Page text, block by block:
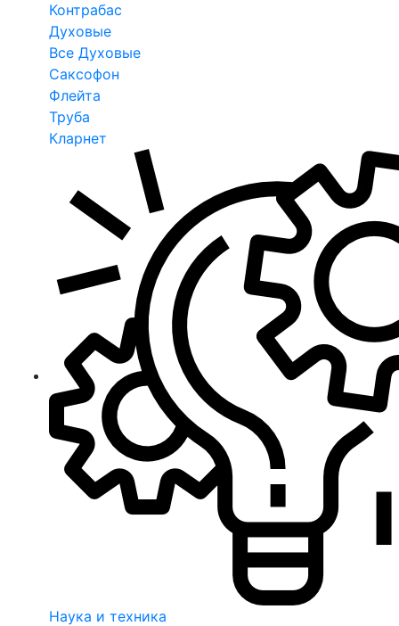
Контрабас
Духовые
Все Духовые
Саксофон
Флейта
Труба
Кларнет
Наука и техника